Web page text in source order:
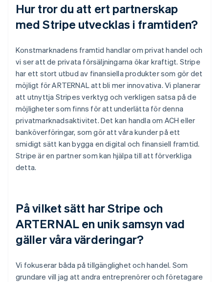
Hur tror du att ert partnerskap
med Stripe utvecklas i framtiden?
Konstmarknadens framtid handlar om privat handel och
vi ser att de privata försäljningarna ökar kraftigt. Stripe
har ett stort utbud av finansiella produkter som gör det
möjligt för ARTERNAL att bli mer innovativa. Vi planerar
att utnyttja Stripes verktyg och verkligen satsa på de
möjligheter som finns för att underlätta för denna
privatmarknadsaktivitet. Det kan handla om ACH eller
banköverföringar, som gör att våra kunder på ett
smidigt sätt kan bygga en digital och finansiell framtid.
Stripe är en partner som kan hjälpa till att förverkliga
detta.
På vilket sätt har Stripe och
ARTERNAL en unik samsyn vad
gäller våra värderingar?
Vi fokuserar båda på tillgänglighet och handel. Som
grundare vill jag att andra entreprenörer och företagare